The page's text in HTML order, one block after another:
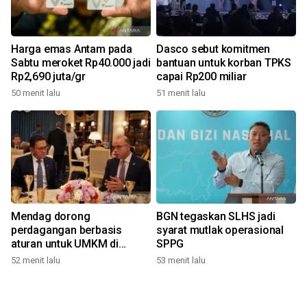
Harga emas Antam pada
Sabtu meroket Rp40.000 jadi
Rp2,690 juta/gr
50 menit lalu
Dasco sebut komitmen
bantuan untuk korban TPKS
capai Rp200 miliar
51 menit lalu
Mendag dorong
perdagangan berbasis
aturan untuk UMKM di
BRICS
52 menit lalu
BGN tegaskan SLHS jadi
syarat mutlak operasional
SPPG
53 menit lalu